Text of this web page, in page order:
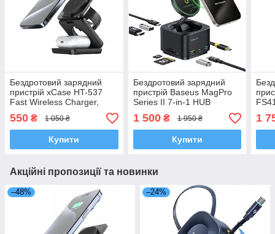
Бездротовий зарядний
пристрій xCase HT-537
Fast Wireless Charger,
для iPhone
550 ₴ 1 050 ₴
Купити
Бездротовий зарядний
пристрій Baseus MagPro
Series II 7-in-1 HUB
Charging 15W
1 500₴ 1 950 ₴
Купити
1
Акційні пропозиції та новинки
–48% –24%